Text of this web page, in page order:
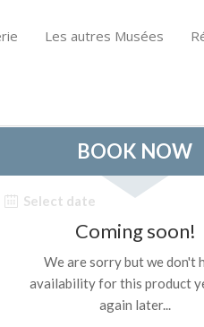
Les autres Musées